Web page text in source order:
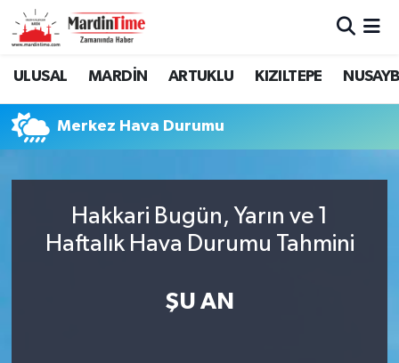
ULUSAL MARDİN ARTUKLU KIZILTEPE
Merkez Hava Durumu
Hakkari Bugün, Yarın ve 1
Haftalık Hava Durumu Tahmini
ŞU AN
Mardin Nöbetçi Eczaneler
Mardin Trafik Yoğunluk Haritası
Süper Lig Puan Durumu ve Fikstür